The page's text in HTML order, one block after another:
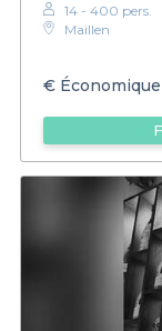
14 - 400 pers.
Maillen
€ Économique